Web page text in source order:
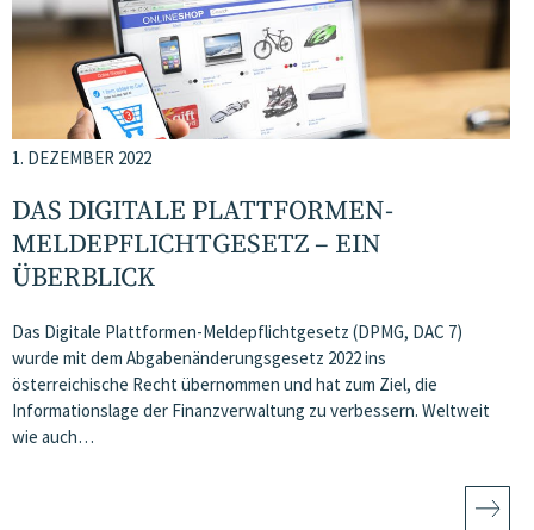
1. DEZEMBER 2022
DAS DIGITALE PLATTFORMEN-
MELDEPFLICHTGESETZ – EIN
ÜBERBLICK
Das Digitale Plattformen-Meldepflichtgesetz (DPMG, DAC 7)
wurde mit dem Abgabenänderungsgesetz 2022 ins
österreichische Recht übernommen und hat zum Ziel, die
Informationslage der Finanzverwaltung zu verbessern. Weltweit
wie auch…